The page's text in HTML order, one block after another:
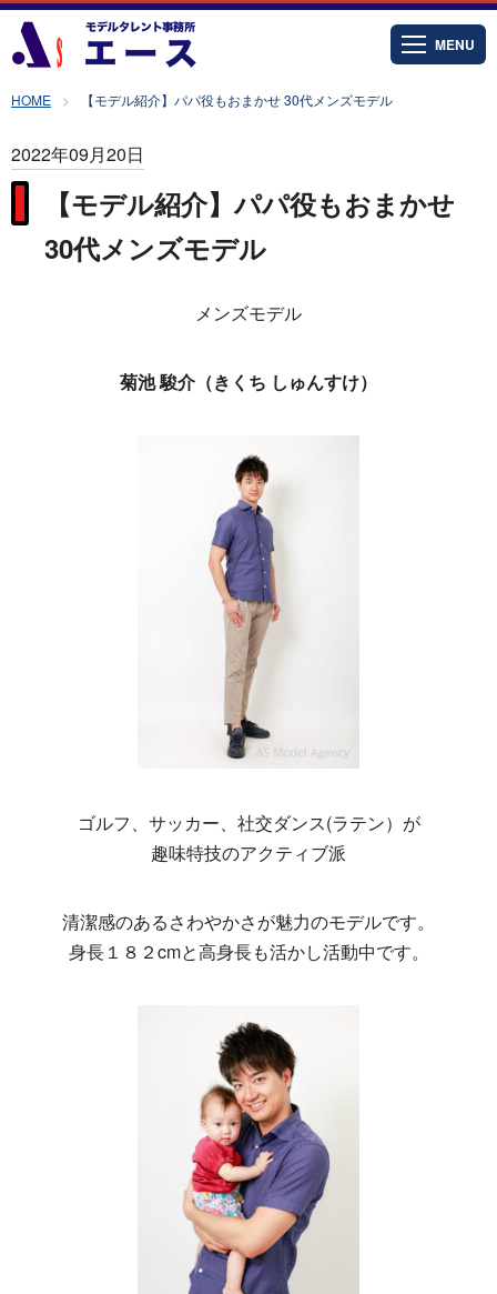
MENU
HOME 【モデル紹介】パパ役もおまかせ 30代メンズモデル
2022年09月20日
【モデル紹介】パパ役もおまかせ
30代メンズモデル
メンズモデル
菊池 駿介（きくち しゅんすけ）
ゴルフ、サッカー、社交ダンス(ラテン）が
趣味特技のアクティブ派
清潔感のあるさわやかさが魅力のモデルです。
身長１８２cmと高身長も活かし活動中です。